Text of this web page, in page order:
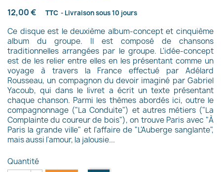
12,00 € TTC Livraison sous 10 jours
Ce disque est le deuxième album-concept et cinquième
album du groupe. Il est composé de chansons
traditionnelles arrangées par le groupe. L'idée-concept
est de les relier entre elles en les présentant comme un
voyage à travers la France effectué par Adélard
Rousseau, un compagnon du devoir imaginé par Gabriel
Yacoub, qui dans le livret a écrit un texte présentant
chaque chanson. Parmi les thèmes abordés ici, outre le
compagnonnage ("La Conduite") et autres métiers ("La
Complainte du coureur de bois"), on trouve Paris avec "À
Paris la grande ville" et l'affaire de "L'Auberge sanglante",
mais aussi l'amour, la jalousie...
Quantité